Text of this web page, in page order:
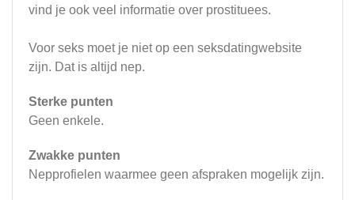
vind je ook veel informatie over prostituees.
Voor seks moet je niet op een seksdatingwebsite
zijn. Dat is altijd nep.
Sterke punten
Geen enkele.
Zwakke punten
Nepprofielen waarmee geen afspraken mogelijk zijn.